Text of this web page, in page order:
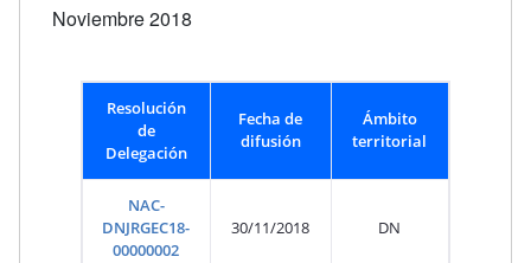
Noviembre 2018
Resolución
de
Delegación
Fecha de
difusión
Ámbito
territorial
NAC-
DNJRGEC18-
00000002
30/11/2018 DN